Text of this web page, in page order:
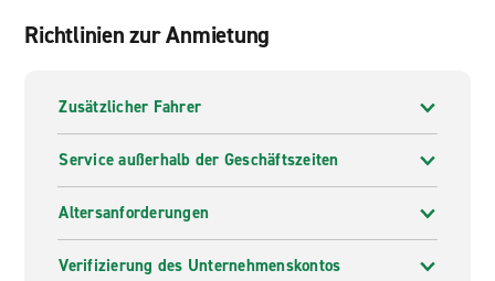
Richtlinien zur Anmietung
Zusätzlicher Fahrer
Service außerhalb der Geschäftszeiten
Altersanforderungen
Verifizierung des Unternehmenskontos